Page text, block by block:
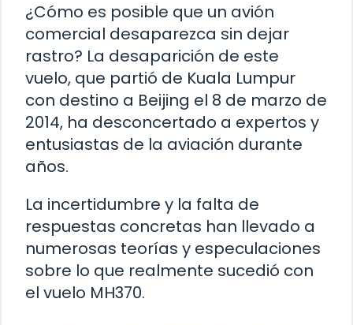
¿Cómo es posible que un avión
comercial desaparezca sin dejar
rastro? La desaparición de este
vuelo, que partió de Kuala Lumpur
con destino a Beijing el 8 de marzo de
2014, ha desconcertado a expertos y
entusiastas de la aviación durante
años.
La incertidumbre y la falta de
respuestas concretas han llevado a
numerosas teorías y especulaciones
sobre lo que realmente sucedió con
el vuelo MH370.